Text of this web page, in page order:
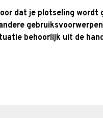
dat je plotseling
behoorlijk uit de